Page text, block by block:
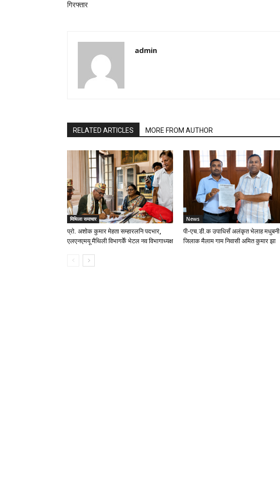
गिरफ्तार
admin
RELATED ARTICLES MORE FROM AUTHOR
मिथिला समाचार
प्रो. अशोक कुमार मेहता सम्हारलनि पदभार,
एलएनएमयू मैथिली विभागकेँ भेटल नव विभागाध्यक्ष
News
पी-एच.डी.क उपाधिसँ अलंकृत भेलाह मधुबनी
जिलाक मैलाम गाम निवासी अमित कुमार झा